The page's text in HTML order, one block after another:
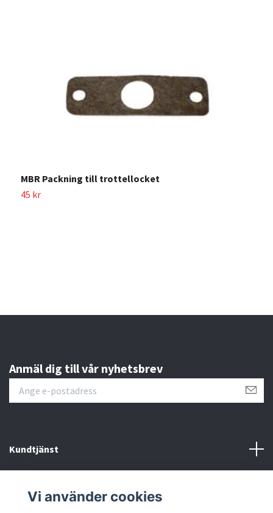
MBR Packning till trottellocket
45 kr
Anmäl dig till vår nyhetsbrev
Kundtjänst
Vi använder cookies